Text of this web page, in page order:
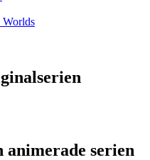
Worlds
animerade serien